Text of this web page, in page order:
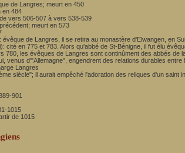
de Langres; meurt en 450
en 484
vers 506-507 à vers 538-539
meurt en 573
évêque de Langres, il se retira au monastère d'Elwangen, en
cité en 775 et 783. Alors qu'abbé de St-Bénigne, il fut élu
780, les évêques de Langres sont continûment des abbés de
venus d'"Allemagne", engendrent des relations durables
Langres
siècle"; il aurait empêché l'adoration des reliques d'un
901
1015
de 1015